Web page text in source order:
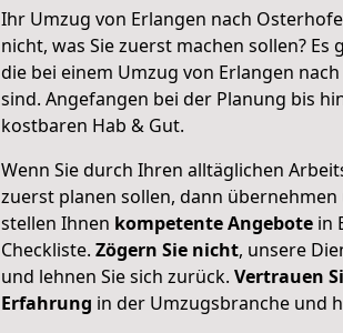
Ihr Umzug von Erlangen nach
nicht, was Sie zuerst machen sollen?
die bei einem Umzug von Erlangen
sind. Angefangen bei der Planung bis
kostbaren Hab & Gut.
Wenn Sie durch Ihren alltäglichen
zuerst planen sollen, dann
stellen Ihnen kompetente Angebote in
Checkliste. Zögern Sie nicht, unsere
und lehnen Sie sich zurück. Vertrauen
Erfahrung in der Umzugsbranche und